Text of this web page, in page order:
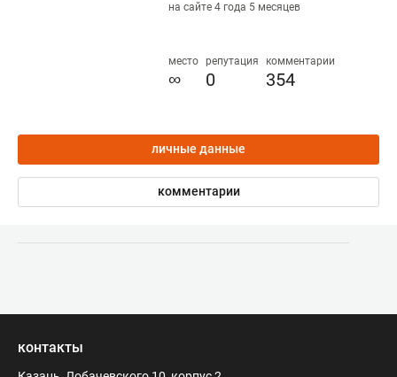
на сайте 4 года 5 месяцев
место
∞
репутация
0
комментарии
354
личные данные
комментарии
контакты